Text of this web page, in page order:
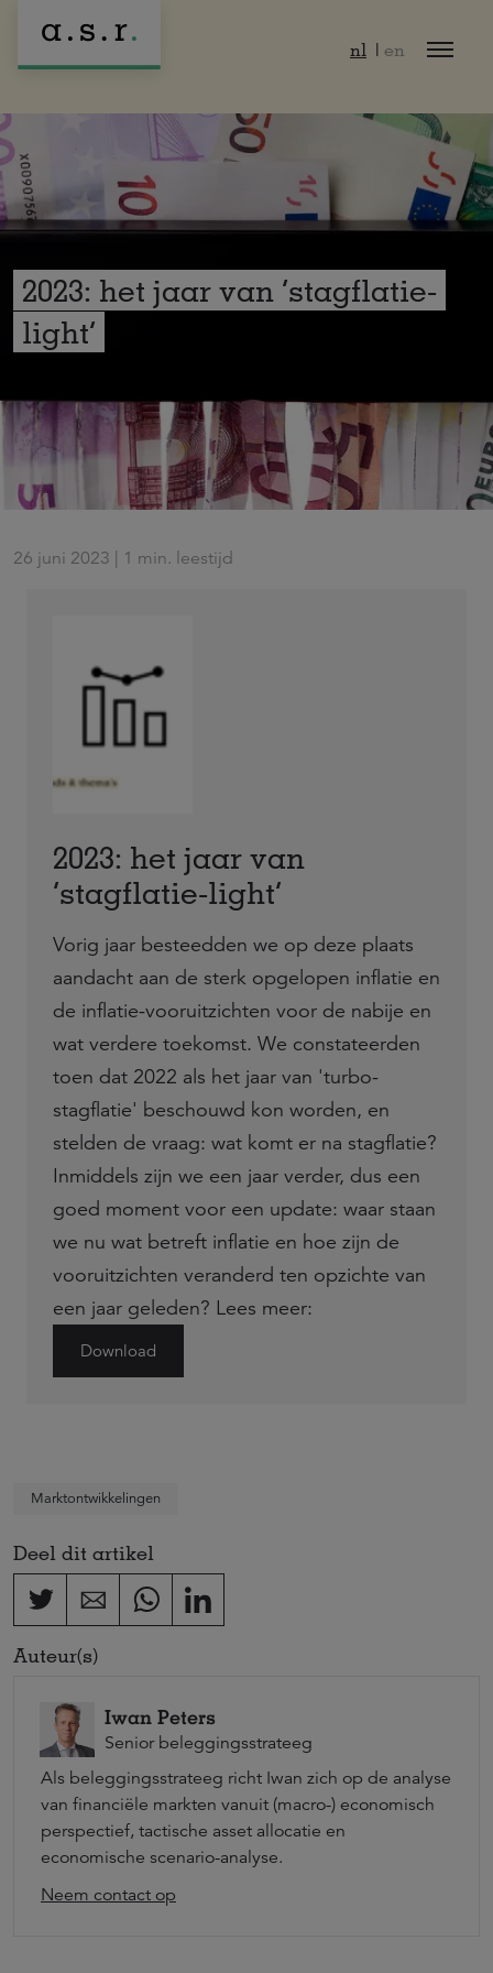
nl en
2023: het jaar van ‘stagflatie-
light’
26 juni 2023 | 1 min. leestijd
2023: het jaar van
‘stagflatie-light’
Vorig jaar besteedden we op deze plaats
aandacht aan de sterk opgelopen inflatie en
de inflatie-vooruitzichten voor de nabije en
wat verdere toekomst. We constateerden
toen dat 2022 als het jaar van 'turbo-
stagflatie' beschouwd kon worden, en
stelden de vraag: wat komt er na stagflatie?
Inmiddels zijn we een jaar verder, dus een
goed moment voor een update: waar staan
we nu wat betreft inflatie en hoe zijn de
vooruitzichten veranderd ten opzichte van
een jaar geleden? Lees meer:
Download
Marktontwikkelingen
Deel dit artikel
Auteur(s)
Iwan Peters
Senior beleggingsstrateeg
Als beleggingsstrateeg richt Iwan zich op de analyse
van financiële markten vanuit (macro-) economisch
perspectief, tactische asset allocatie en
economische scenario-analyse.
Neem contact op